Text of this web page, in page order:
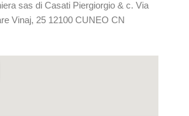
sas di Casati Piergiorgio & c. Via
Vinaj, 25 12100 CUNEO CN